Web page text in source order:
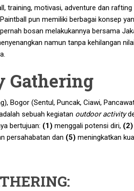
training, motivasi, adventure dan
pun memiliki berbagai konsep
bosan melakukannya bersama
namun tanpa kehilangan
Gathering
Bogor (Sentul, Puncak, Ciawi,
sebuah kegiatan outdoor activity
bertujuan: (1) menggali potensi diri, (2)
persahabatan dan (5) meningkatkan